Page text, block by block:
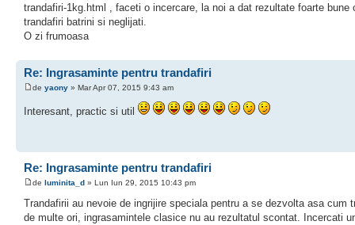
trandafiri-1kg.html , faceti o incercare, la noi a dat rezultate foarte bune
trandafiri batrini si neglijati.
O zi frumoasa
Re: Ingrasaminte pentru trandafiri
de yaony » Mar Apr 07, 2015 9:43 am
Interesant, practic si util
Re: Ingrasaminte pentru trandafiri
de luminita_d » Lun Iun 29, 2015 10:43 pm
Trandafirii au nevoie de ingrijire speciala pentru a se dezvolta asa cum
de multe ori, ingrasamintele clasice nu au rezultatul scontat. Incercati